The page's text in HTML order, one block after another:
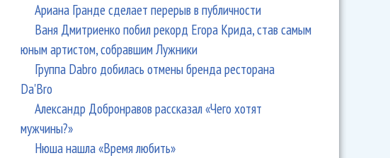
Ариана Гранде сделает перерыв в публичности
Ваня Дмитриенко побил рекорд Егора Крида, став самым
юным артистом, собравшим Лужники
Группа Dabro добилась отмены бренда ресторана
Da'Bro
Александр Добронравов рассказал «Чего хотят
мужчины?»
Нюша нашла «Время любить»